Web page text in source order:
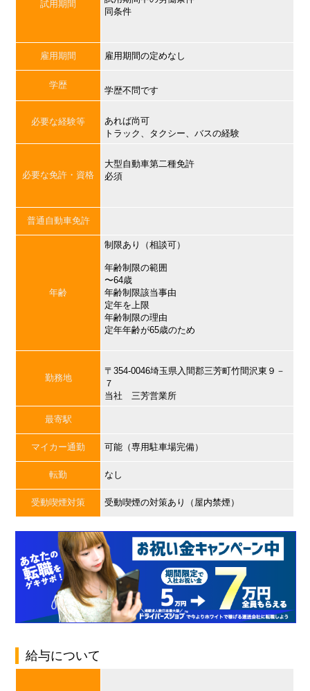
試用期間
同条件
雇用期間 雇用期間の定めなし
学歴
学歴不問です
必要な経験等
あれば尚可
トラック、タクシー、バスの経験
必要な免許・資格
大型自動車第二種免許
必須
普通自動車免許
年齢
制限あり（相談可）
年齢制限の範囲
〜64歳
年齢制限該当事由
定年を上限
年齢制限の理由
定年年齢が65歳のため
勤務地
〒354-0046埼玉県入間郡三芳町竹間沢東９－
７
当社 三芳営業所
最寄駅
マイカー通勤 可能（専用駐車場完備）
転勤 なし
受動喫煙対策 受動喫煙の対策あり（屋内禁煙）
給与について